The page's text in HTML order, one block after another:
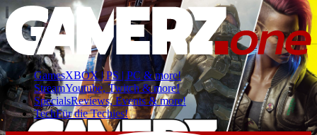
GamesXBOX | PS | PC & more!
StreamYoutube, Twitch & more!
SpecialsReviews, Events & more!
TechFür die Techies!